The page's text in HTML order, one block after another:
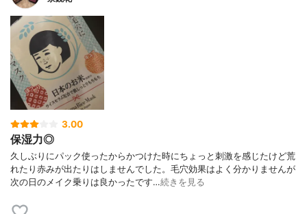
3.00
保湿力◎
久しぶりにパック使ったからかつけた時にちょっと刺激を感じたけど荒
れたり赤みが出たりはしませんでした。毛穴効果はよく分かりませんが
次の日のメイク乗りは良かったです…続きを見る